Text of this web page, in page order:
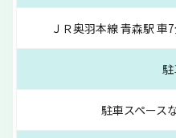
ＪＲ奥羽本線 青森駅 車
駐車スペース